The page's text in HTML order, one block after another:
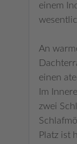
einem
An
einen
Im
zwei
Platz ist